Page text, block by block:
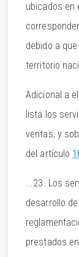
ubicados en
debido a
territorio
Adicional a
lista los
ventas, y
del artículo
...23. Los
desarrollo
prestados